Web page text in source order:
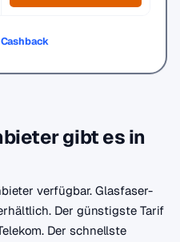
gibt es in
verfügbar. Glasfaser-
Der günstigste Tarif
Der schnellste